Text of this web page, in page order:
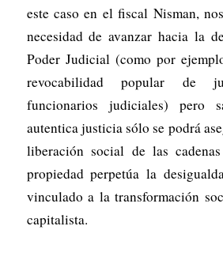
este caso en el fiscal Nisman,
necesidad de avanzar hacia la
Poder Judicial (como por
revocabilidad popular de
funcionarios judiciales) pero
autentica justicia sólo se podrá
liberación social de las
propiedad perpetúa la
vinculado a la transformación
capitalista.